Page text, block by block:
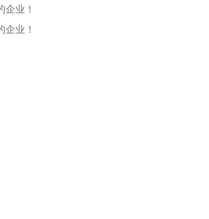
业！
企业！